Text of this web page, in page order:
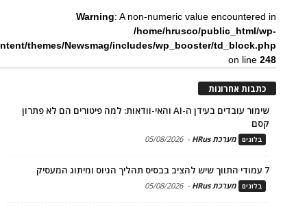
Warning: A non-numeric value encountered in
/home/hrusco/public_html/wp-
themes/Newsmag/includes/wp_booster/td_block.php
on line248
כתבות אחרונות
שימור עובדים בעידן ה-AI והאי-וודאות: למה פיטורים הם לא פתרון
קסם
בלוגים מערכת HRus -
05/08/2026
7 עמודי התווך שיש להציב בבסיס תהליך הגיוס ומיתוג המעסיק
בלוגים מערכת HRus -
05/08/2026